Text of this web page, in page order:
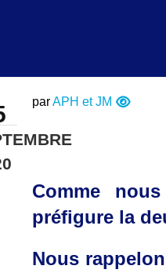
parAPH et JM
Comme
préfigure la
Nous